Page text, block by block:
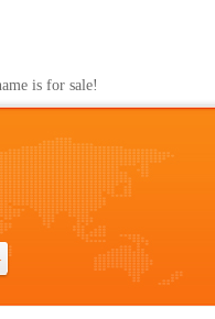
is for sale!